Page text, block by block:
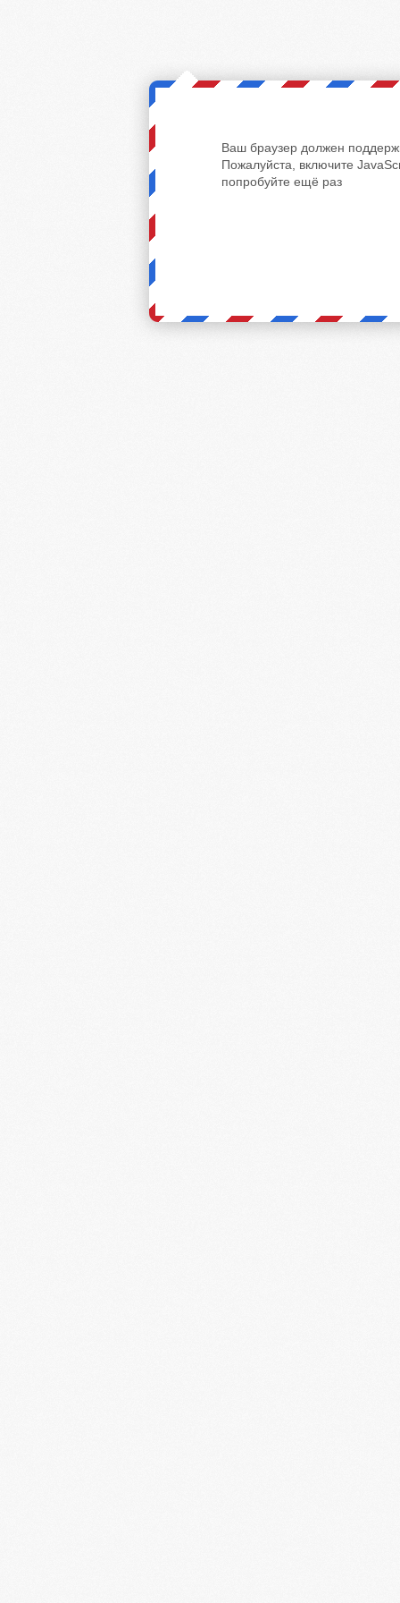
Ваш браузер должен
Пожалуйста, включите
попробуйте ещё раз